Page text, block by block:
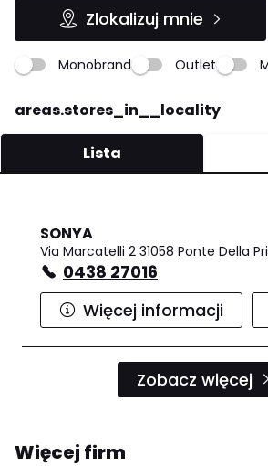
Zlokalizuj mnie
Monobrand Outlet
areas.stores_in__locality
Lista
SONYA
Via Marcatelli 2 31058 Ponte Della
0438 27016
Więcej informacji
Zobacz więcej
Więcej firm